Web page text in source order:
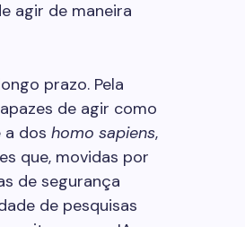
agir de maneira
prazo. Pela
de agir como
dos homo sapiens,
que, movidas por
de segurança
de pesquisas